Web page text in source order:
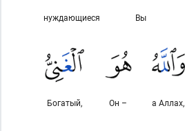
Вы
нуждающиеся
а Аллах,
Он –
Богатый,